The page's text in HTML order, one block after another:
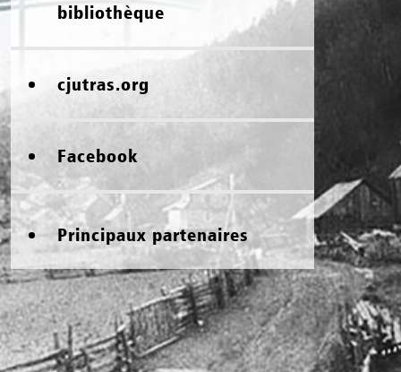
bibliothèque
cjutras.org
Facebook
Principaux partenaires